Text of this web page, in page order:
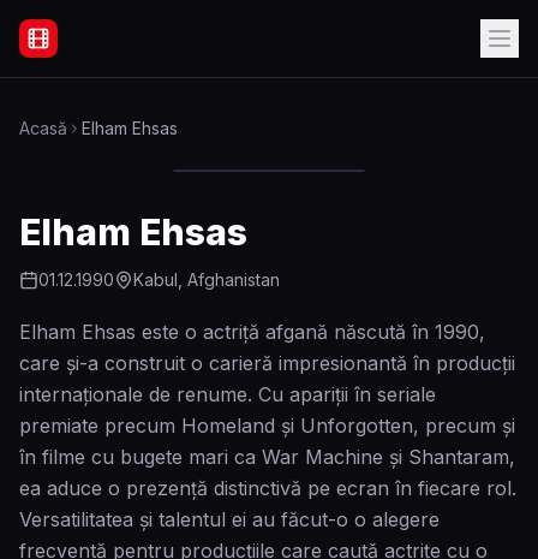
Filme Online Subtitrate - Acasă
Acasă Elham Ehsas
Elham Ehsas
01.12.1990 Kabul, Afghanistan
Elham Ehsas este o actriță afgană născută în 1990,
care și-a construit o carieră impresionantă în producții
internaționale de renume. Cu apariții în seriale
premiate precum Homeland și Unforgotten, precum și
în filme cu bugete mari ca War Machine și Shantaram,
ea aduce o prezență distinctivă pe ecran în fiecare rol.
Versatilitatea și talentul ei au făcut-o o alegere
frecventă pentru producțiile care caută actrițe cu o